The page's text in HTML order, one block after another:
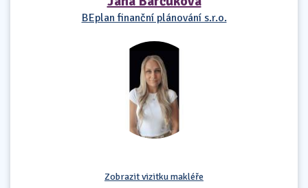
BEplan finanční plánování s.r.o.
Zobrazit vizitku makléře